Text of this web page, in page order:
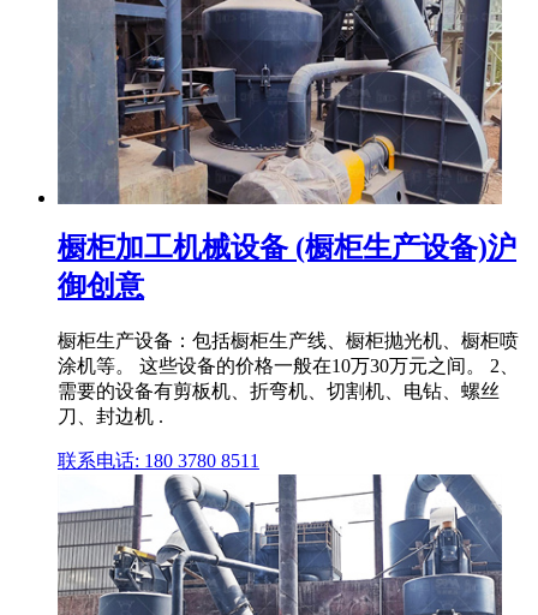
橱柜加工机械设备 (橱柜生产设备)沪
御创意
橱柜生产设备：包括橱柜生产线、橱柜抛光机、橱柜喷
涂机等。 这些设备的价格一般在10万30万元之间。 2、
需要的设备有剪板机、折弯机、切割机、电钻、螺丝
刀、封边机 .
联系电话: 180 3780 8511